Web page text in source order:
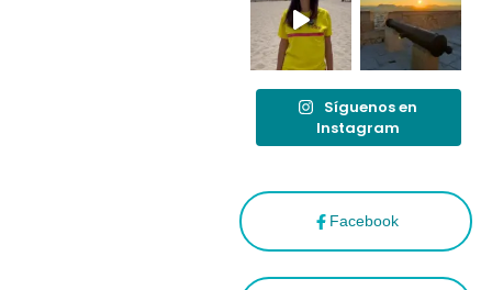
Facebook
Síguenos en
Instagram